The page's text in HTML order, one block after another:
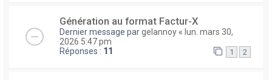
Génération au format Factur-X
Dernier message pargelannoy « lun. mars 30,
2026 5:47 pm
Réponses : 11 1 2